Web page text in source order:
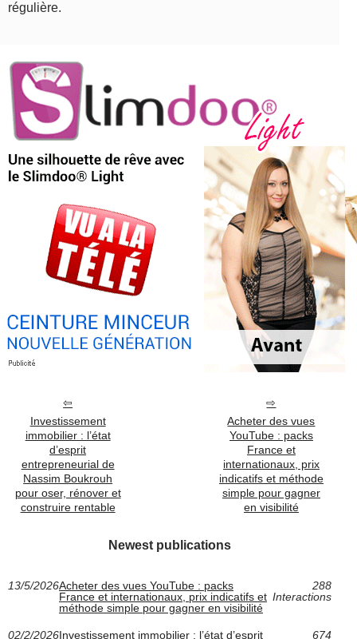
régulière.
Investissement
immobilier : l’état
d’esprit
entrepreneurial de
Nassim Boukrouh
pour oser, rénover et
construire rentable
Acheter des vues
YouTube : packs
France et
internationaux, prix
indicatifs et méthode
simple pour gagner
en visibilité
Newest publications
13/5/2026Acheter des vues YouTube : packs
France et internationaux, prix indicatifs et
méthode simple pour gagner en visibilité
288
Interactions
02/2/2026Investissement immobilier : l’état d’esprit 674